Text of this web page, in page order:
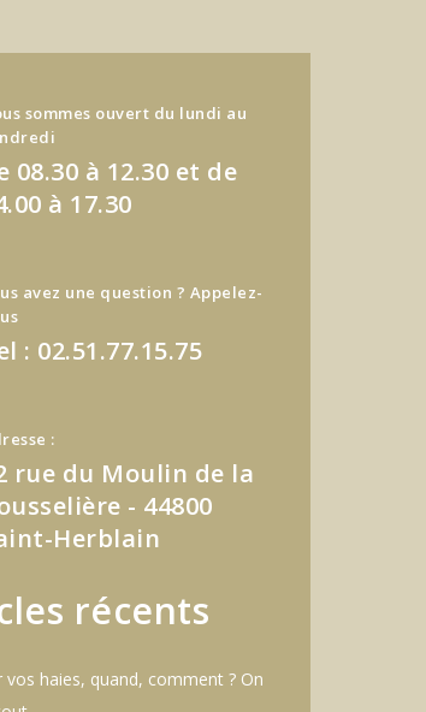
sommes ouvert du lundi au
08.30 à 12.30 et de
à 17.30
avez une question ? Appelez-
: 02.51.77.15.75
:
rue du Moulin de la
- 44800
Herblain
récents
vos haies, quand, comment ? On